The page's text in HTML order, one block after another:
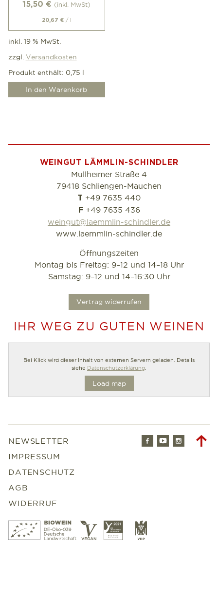
15,50 € (inkl. MwSt)
20,67 € / l
inkl. 19 % MwSt.
zzgl. Versandkosten
Produkt enthält: 0,75 l
In den Warenkorb
WEINGUT LÄMMLIN-SCHINDLER
Müllheimer Straße 4
79418 Schliengen-Mauchen
T +49 7635 440
F+49 7635 436
weingut@laemmlin-schindler.de
www.laemmlin-schindler.de
Öffnungszeiten
Montag bis Freitag: 9–12 und 14–18 Uhr
Samstag: 9–12 und 14–16:30 Uhr
Vertrag widerrufen
IHR WEG ZU GUTEN WEINEN
Bei Klick wird dieser Inhalt von externen Servern geladen. Details
siehe Datenschutzerklärung
Load map
NEWSLETTER
IMPRESSUM
DATENSCHUTZ
AGB
WIDERRUF
FacebookYoutube
Bio
Wein
Vegan Slowfood